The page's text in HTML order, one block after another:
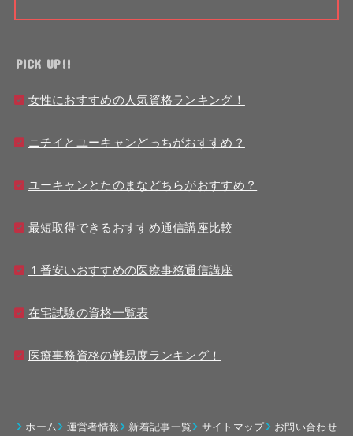
PICK UP!!
女性におすすめの人気資格ランキング！
ニチイとユーキャンどっちがおすすめ？
ユーキャンとたのまなどちらがおすすめ？
最短取得できるおすすめ通信講座比較
１番安いおすすめの医療事務通信講座
在宅試験の資格一覧表
医療事務資格の難易度ランキング！
ホーム 運営者情報 新着記事一覧 サイトマップ お問い合わせ